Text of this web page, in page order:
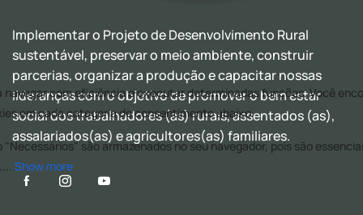
Implementar o Projeto de Desenvolvimento Rural
sustentável, preservar o meio ambiente, construir
parcerias, organizar a produção e capacitar nossas
lideranças com o objetivo de promover o bem estar
social dos trabalhadores (as) rurais, assentados (as),
assalariados(as) e agricultores(as) familiares.